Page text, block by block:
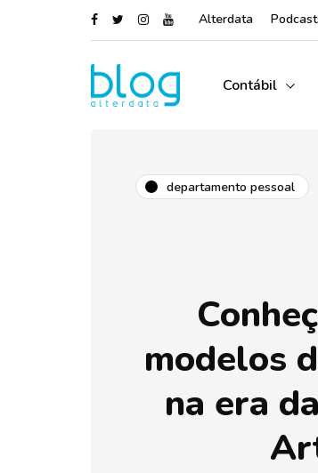
Alterdata
Contábil
departamento pessoal
modelos
na era